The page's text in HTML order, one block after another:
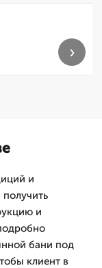
›
и
получить
и
бани под
клиент в